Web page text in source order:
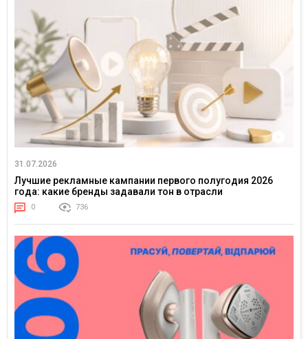
31.07.2026
Лучшие рекламные кампании первого полугодия 2026
года: какие бренды задавали тон в отрасли
0 736